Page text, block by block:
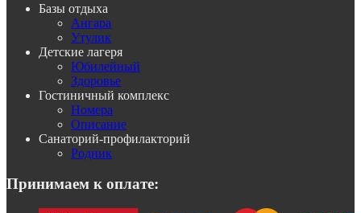
Базы отдыха
Ангара
Утулик
Детские лагеря
Юбилейный
Здоровье
Гостиничный комплекс
Номера
Описание
Санаторий-профилакторий
Родник
Принимаем к оплате: